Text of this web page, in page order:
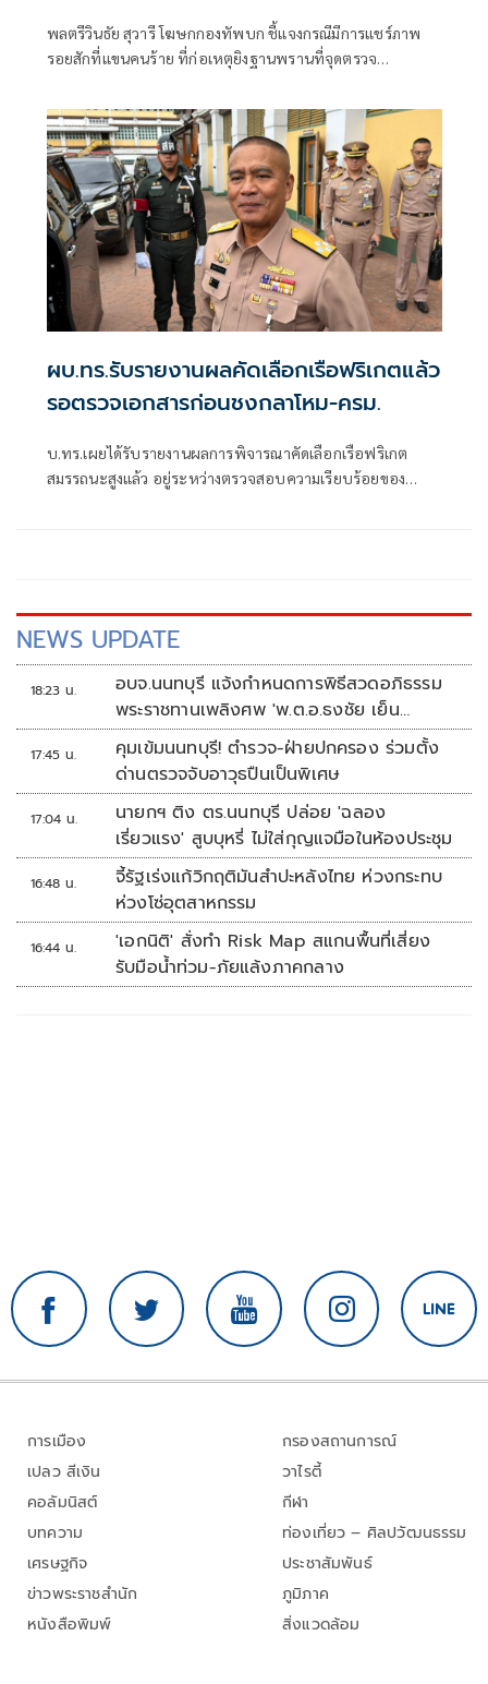
พลตรีวินธัย สุวารี โฆษกกองทัพบก ชี้แจงกรณีมีการแชร์ภาพ
รอยสักที่แขนคนร้าย ที่ก่อเหตุยิงฐานพรานที่จุดตรวจ
ผบ.ทร.รับรายงานผลคัดเลือกเรือฟริเกตแล้ว
รอตรวจเอกสารก่อนชงกลาโหม-ครม.
บ.ทร.เผยได้รับรายงานผลการพิจารณาคัดเลือกเรือฟริเกต
สมรรถนะสูงแล้ว อยู่ระหว่างตรวจสอบความเรียบร้อยของ
NEWS UPDATE
18:23 น.
อบจ.นนทบุรี แจ้งกำหนดการพิธีสวดอภิธรรม
พระราชทานเพลิงศพ 'พ.ต.อ.ธงชัย เย็น
ประเสริฐ'
17:45 น.
คุมเข้มนนทบุรี! ตำรวจ-ฝ่ายปกครอง ร่วมตั้ง
ด่านตรวจจับอาวุธปืนเป็นพิเศษ
17:04 น.
นายกฯ ติง ตร.นนทบุรี ปล่อย 'ฉลอง
เรี่ยวแรง' สูบบุหรี่ ไม่ใส่กุญแจมือในห้องประชุม
16:48 น.
จี้รัฐเร่งแก้วิกฤติมันสำปะหลังไทย ห่วงกระทบ
ห่วงโซ่อุตสาหกรรม
16:44 น.
'เอกนิติ' สั่งทำ Risk Map สแกนพื้นที่เสี่ยง
รับมือน้ำท่วม-ภัยแล้งภาคกลาง
การเมือง
เปลว สีเงิน
คอลัมนิสต์
บทความ
เศรษฐกิจ
ข่าวพระราชสำนัก
หนังสือพิมพ์
กรองสถานการณ์
วาไรตี้
กีฬา
ท่องเที่ยว – ศิลปวัฒนธรรม
ประชาสัมพันธ์
ภูมิภาค
สิ่งแวดล้อม